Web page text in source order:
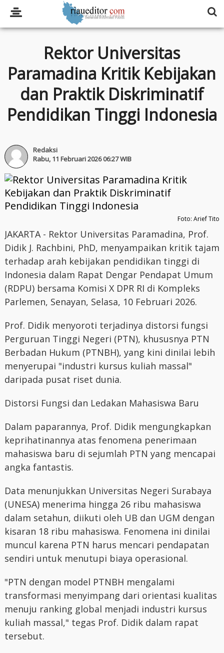
Rektor Universitas
Paramadina Kritik Kebijakan
dan Praktik Diskriminatif
Pendidikan Tinggi Indonesia
Redaksi
Rabu, 11 Februari 2026 06:27 WIB
Foto: Arief Tito
JAKARTA - Rektor Universitas Paramadina, Prof.
Didik J. Rachbini, PhD, menyampaikan kritik tajam
terhadap arah kebijakan pendidikan tinggi di
Indonesia dalam Rapat Dengar Pendapat Umum
(RDPU) bersama Komisi X DPR RI di Kompleks
Parlemen, Senayan, Selasa, 10 Februari 2026.
Prof. Didik menyoroti terjadinya distorsi fungsi
Perguruan Tinggi Negeri (PTN), khususnya PTN
Berbadan Hukum (PTNBH), yang kini dinilai lebih
menyerupai "industri kursus kuliah massal"
daripada pusat riset dunia.
Distorsi Fungsi dan Ledakan Mahasiswa Baru
Dalam paparannya, Prof. Didik mengungkapkan
keprihatinannya atas fenomena penerimaan
mahasiswa baru di sejumlah PTN yang mencapai
angka fantastis.
Data menunjukkan Universitas Negeri Surabaya
(UNESA) menerima hingga 26 ribu mahasiswa
dalam setahun, diikuti oleh UB dan UGM dengan
kisaran 18 ribu mahasiswa. Fenomena ini dinilai
muncul karena PTN harus mencari pendapatan
sendiri untuk menutupi biaya operasional.
"PTN dengan model PTNBH mengalami
transformasi menyimpang dari orientasi kualitas
menuju ranking global menjadi industri kursus
kuliah massal," tegas Prof. Didik dalam rapat
tersebut.